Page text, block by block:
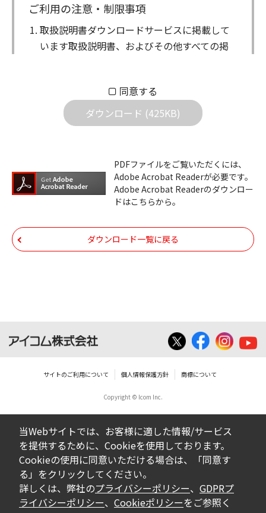
ご利用の注意・制限事項
取扱説明書ダウンロードサービスに掲載して
います取扱説明書、およびその他すべての掲
属します。ダウンロードした取扱説明書は、
個人が本来の目的でご使用されることは可能
ですが、権利者の許諾を得ることなく、以下
ダウンロードした取扱説明書は、複製、賃
貸、改変、公衆送信、または公衆送信可能
化することはできません。
いは無償を問わず、第三者に譲渡あるいは
使用させる事ができません。
ダウンロードした取扱説明書等に使用され
の転用は一切出来ません。
ダウンロードした取扱説明書およびその他す
べての掲載物の変更は一切行わないでくださ
い。お客様による内容の変更により、何らか
の欠陥が生じたとしても、弊社では一切の保
証をいたしません。また、内容の変更の結
果、万一お客様に損害が生じたとしても、弊
社及び販売店等は一切の責任を負いません。
同意する
ダウンロード (425KB)
PDFファイルをご覧いただくには、
Adobe Acrobat Readerが必要です。
Adobe Acrobat Readerのダウンロー
ドはこちらから。
ダウンロード一覧に戻る
サイトのご利用について 個人情報保護方針 商標について
Copyright © Icom Inc.
当Webサイトでは、お客様に適した情報/サービス
を提供するために、Cookieを使用しております。
Cookieの使用に同意いただける場合は、「同意す
る」をクリックしてください。
詳しくは、弊社のプライバシーポリシー、 GDPRプ
ライバシーポリシー、 Cookieポリシーをご参照く